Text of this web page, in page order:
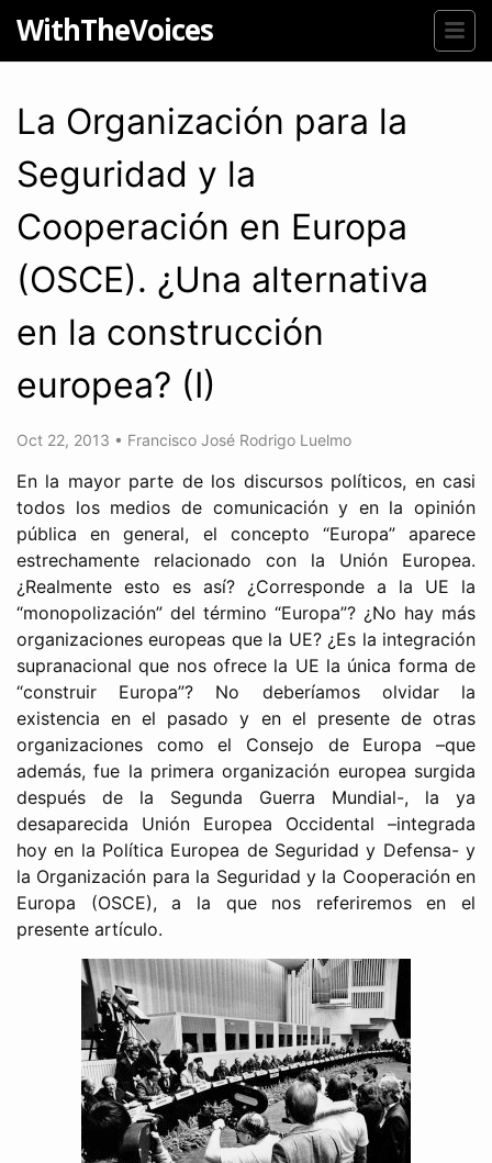
WithTheVoices
La Organización para la
Seguridad y la
Cooperación en Europa
(OSCE). ¿Una alternativa
en la construcción
europea? (I)
Oct 22, 2013 • Francisco José Rodrigo Luelmo
En la mayor parte de los discursos políticos, en casi
todos los medios de comunicación y en la opinión
pública en general, el concepto “Europa” aparece
estrechamente relacionado con la Unión Europea.
¿Realmente esto es así? ¿Corresponde a la UE la
“monopolización” del término “Europa”? ¿No hay más
organizaciones europeas que la UE? ¿Es la integración
supranacional que nos ofrece la UE la única forma de
“construir Europa”? No deberíamos olvidar la
existencia en el pasado y en el presente de otras
organizaciones como el Consejo de Europa –que
además, fue la primera organización europea surgida
después de la Segunda Guerra Mundial-, la ya
desaparecida Unión Europea Occidental –integrada
hoy en la Política Europea de Seguridad y Defensa- y
la Organización para la Seguridad y la Cooperación en
Europa (OSCE), a la que nos referiremos en el
presente artículo.